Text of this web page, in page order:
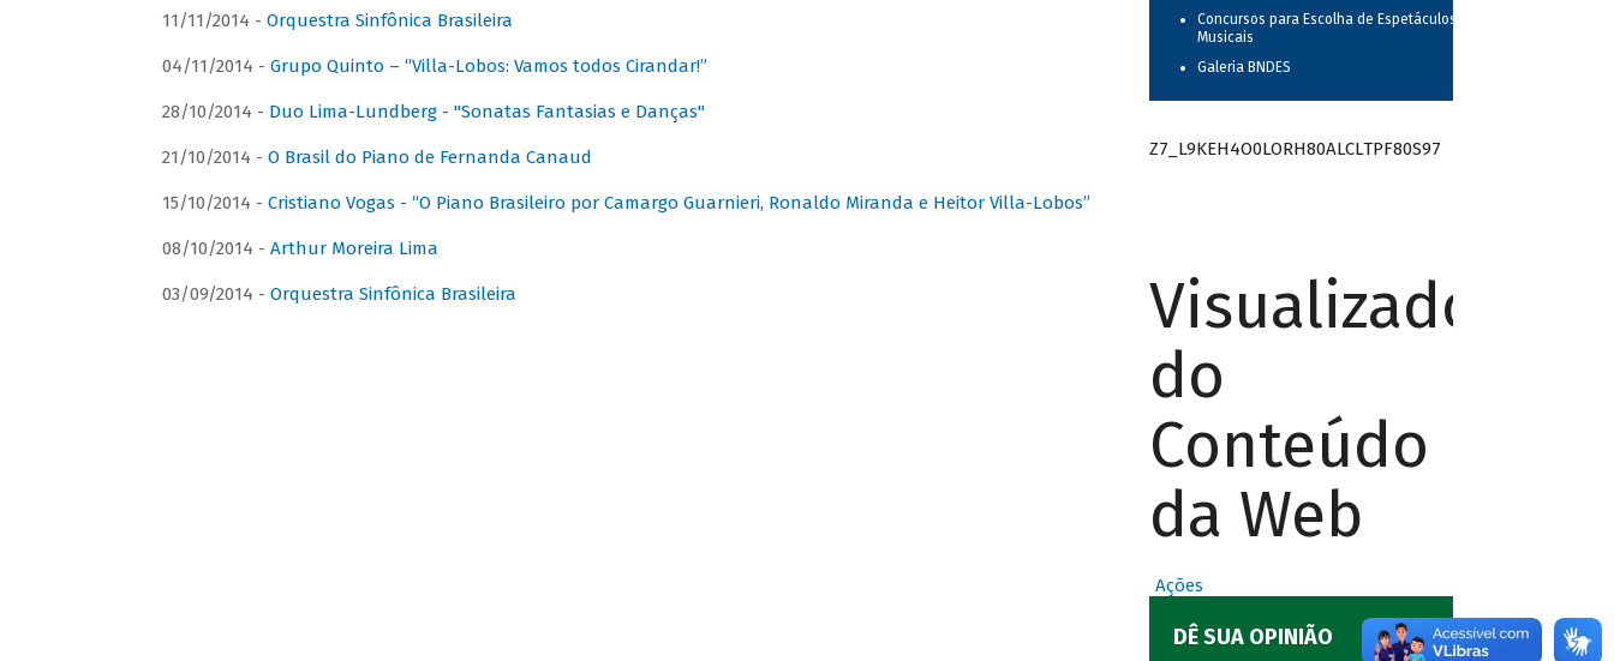
11/11/2014 - Orquestra Sinfônica Brasileira
04/11/2014 - Grupo Quinto – “Villa-Lobos: Vamos todos Cirandar!”
28/10/2014 - Duo Lima-Lundberg - "Sonatas Fantasias e Danças"
21/10/2014 - O Brasil do Piano de Fernanda Canaud
15/10/2014 - Cristiano Vogas - “O Piano Brasileiro por Camargo Guarnieri, Ronaldo Miranda e Heitor Villa-Lobos”
08/10/2014 - Arthur Moreira Lima
03/09/2014 - Orquestra Sinfônica Brasileira
Concursos para Escolha de Espetáculos
Musicais
Galeria BNDES
Z7_L9KEH4O0LORH80ALCLTPF80S97
Visualizador
do
Conteúdo
da Web
Ações
DÊ SUA OPINIÃO